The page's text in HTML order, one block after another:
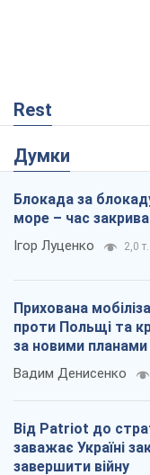
Rest
Думки
Блокада за
море – час
Ігор Луценко 2,0 т.
Прихована
проти Польщі та
за новими
Вадим Денисенко
Від Patriot до
заважає Україні
завершити війну